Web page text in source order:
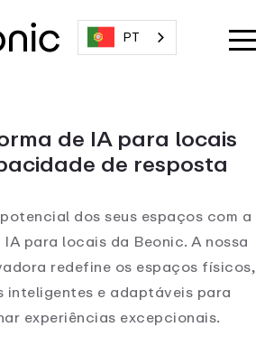
PT
de IA para locais
de resposta
dos seus espaços com a
para locais da Beonic. A nossa
redefine os espaços físicos,
inteligentes e adaptáveis para
experiências excepcionais.